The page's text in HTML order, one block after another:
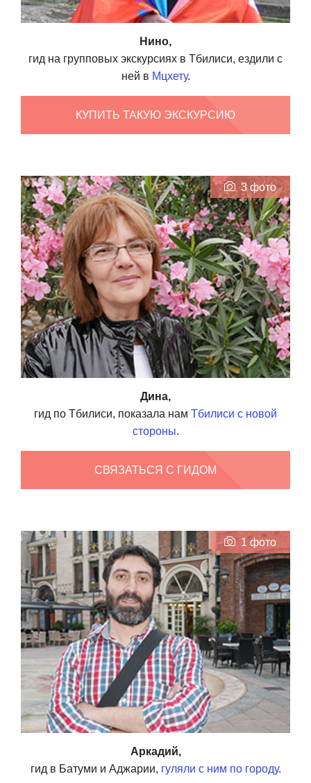
Нино,
гид на групповых экскурсиях в Тбилиси, ездили с
ней в Мцхету.
КУПИТЬ ТАКУЮ ЭКСКУРСИЮ
3 фото
Дина,
гид по Тбилиси, показала нам Тбилиси с новой
стороны.
СВЯЗАТЬСЯ С ГИДОМ
1 фото
Аркадий,
гид в Батуми и Аджарии, гуляли с ним по городу.